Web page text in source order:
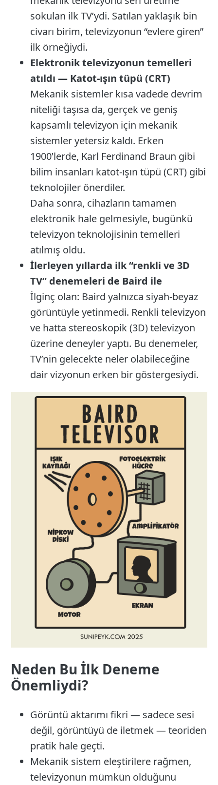
sokulan ilk TV’ydi. Satılan yaklaşık bin
civarı birim, televizyonun “evlere giren”
ilk örneğiydi.
Elektronik televizyonun temelleri
atıldı — Katot-ışın tüpü (CRT)
Mekanik sistemler kısa vadede devrim
niteliği taşısa da, gerçek ve geniş
kapsamlı televizyon için mekanik
sistemler yetersiz kaldı. Erken
1900’lerde, Karl Ferdinand Braun gibi
bilim insanları katot-ışın tüpü (CRT) gibi
teknolojiler önerdiler.
Daha sonra, cihazların tamamen
elektronik hale gelmesiyle, bugünkü
televizyon teknolojisinin temelleri
atılmış oldu.
İlerleyen yıllarda ilk “renkli ve 3D
TV” denemeleri de Baird ile
İlginç olan: Baird yalnızca siyah-beyaz
görüntüyle yetinmedi. Renkli televizyon
ve hatta stereoskopik (3D) televizyon
üzerine deneyler yaptı. Bu denemeler,
TV’nin gelecekte neler olabileceğine
dair vizyonun erken bir göstergesiydi.
Neden Bu İlk Deneme
Önemliydi?
Görüntü aktarımı fikri — sadece sesi
değil, görüntüyü de iletmek — teoriden
pratik hale geçti.
Mekanik sistem eleştirilere rağmen,
televizyonun mümkün olduğunu